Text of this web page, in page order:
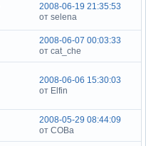
2008-06-19 21:35:53
от selena
2008-06-07 00:03:33
от cat_che
2008-06-06 15:30:03
от Elfin
2008-05-29 08:44:09
от COBa